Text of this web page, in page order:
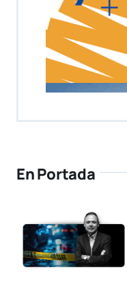
En Portada